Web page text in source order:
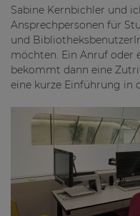
Sabine Kernbichler und
Ansprechpersonen für
und
möchten. Ein Anruf oder
bekommt dann eine
eine kurze Einführung in